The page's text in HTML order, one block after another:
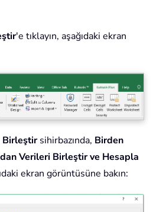
'e tıklayın, aşağıdaki ekran
Birleştirsihirbazında, Birden
Verileri Birleştir ve Hesapla
ekran görüntüsüne bakın: